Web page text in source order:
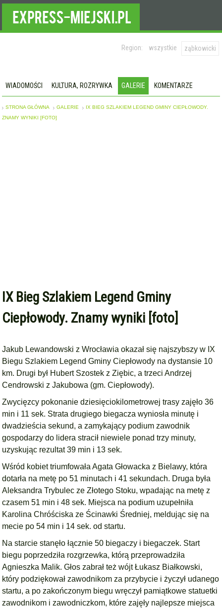
Region: wszystkie ząbkowicki
WIADOMOŚCI KULTURA, ROZRYWKA GALERIE KOMENTARZE
STRONA GŁÓWNA GALERIE
IX BIEG SZLAKIEM LEGEND GMINY CIEPŁOWODY.
ZNAMY WYNIKI [FOTO]
IX Bieg Szlakiem Legend Gminy
Ciepłowody. Znamy wyniki [foto]
Jakub Lewandowski z Wrocławia okazał się najszybszy w IX
Biegu Szlakiem Legend Gminy Ciepłowody na dystansie 10
km. Drugi był Hubert Szostek z Ziębic, a trzeci Andrzej
Cendrowski z Jakubowa (gm. Ciepłowody).
Zwycięzcy pokonanie dziesięciokilometrowej trasy zajęło 36
min i 11 sek. Strata drugiego biegacza wyniosła minutę i
dwadzieścia sekund, a zamykający podium zawodnik
gospodarzy do lidera stracił niewiele ponad trzy minuty,
uzyskując rezultat 39 min i 13 sek.
Wśród kobiet triumfowała Agata Głowacka z Bielawy, która
dotarła na metę po 51 minutach i 41 sekundach. Druga była
Aleksandra Trybulec ze Złotego Stoku, wpadając na metę z
czasem 51 min i 48 sek. Miejsca na podium uzupełniła
Karolina Chróściska ze Ścinawki Średniej, meldując się na
mecie po 54 min i 14 sek. od startu.
Na starcie stanęło łącznie 50 biegaczy i biegaczek. Start
biegu poprzedziła rozgrzewka, którą przeprowadziła
Agnieszka Malik. Głos zabrał też wójt Łukasz Białkowski,
który podziękował zawodnikom za przybycie i życzył udanego
startu, a po zakończonym biegu wręczył pamiątkowe statuetki
zawodnikom i zawodniczkom, które zajęły najlepsze miejsca